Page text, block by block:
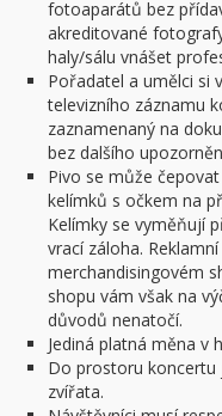
fotoaparátů bez
akreditované
haly/sálu vnášet
Pořadatel a umělci si
televizního záznamu
zaznamenaný na
bez dalšího
Pivo se může
kelímků s očkem na
Kelímky se vyměňují
vrací záloha.
merchandisingovém
shopu vám však na
důvodů nenatočí.
Jediná platná měna v
Do prostoru koncertu
zvířata.